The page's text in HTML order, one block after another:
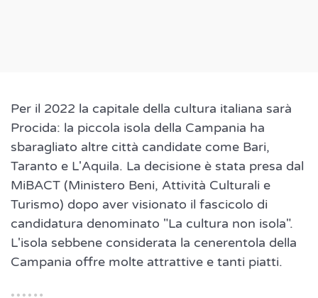
Per il 2022 la capitale della cultura italiana sarà
Procida: la piccola isola della Campania ha
sbaragliato altre città candidate come Bari,
Taranto e L'Aquila. La decisione è stata presa dal
MiBACT (Ministero Beni, Attività Culturali e
Turismo) dopo aver visionato il fascicolo di
candidatura denominato "La cultura non isola".
L'isola sebbene considerata la cenerentola della
Campania offre molte attrattive e tanti piatti.